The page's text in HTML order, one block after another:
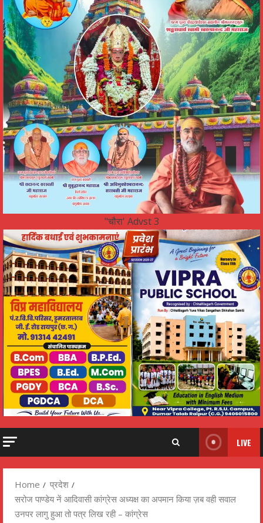
"चौरा' Advst 3
LIVE
Home
प्रदेश
सरोज पाण्डेय नें आदिवासी कांग्रेस अध्यक्ष का अपमान किया ज़ब वही सवाल
उनपर लागु हुआ तो पत्र लिख रही – कांग्रेस